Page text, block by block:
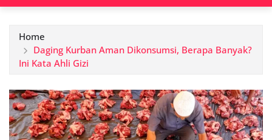
Home
Daging Kurban Aman Dikonsumsi, Berapa Banyak?
Ini Kata Ahli Gizi